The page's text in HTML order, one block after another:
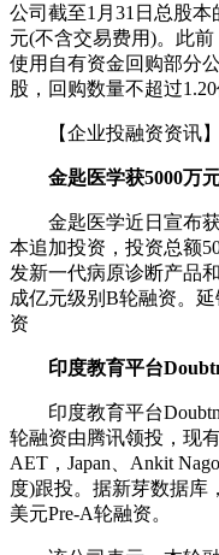
公司截至1月31日总股本
元(不含交易费用)。此
使用自有资金回购部分
股，回购数量不超过
【企业投融资资讯】
金匙医学获5000万
金匙医学近日宣布获
本追加投资，投资总额
发新一代病原诊断产品
成亿元级别B轮融资。
资
印度教育平台
印度教育平台
轮融资由腾讯领投，现
AET，Japan、Ankit
度)跟投。据新芽数据库
美元Pre-A轮融资。